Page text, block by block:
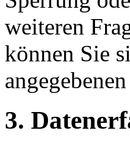
weiteren
können Sie
3.